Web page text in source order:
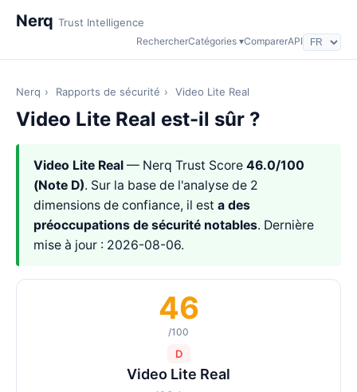
Nerq Trust Intelligence
RechercherCatégories ▾ComparerAPI
Nerq › Rapports de sécurité › Video Lite Real
Video Lite Real est-il sûr ?
Video Lite Real — Nerq Trust Score 46.0/100
(Note D). Sur la base de l'analyse de 2
dimensions de confiance, il est a des
préoccupations de sécurité notables. Dernière
mise à jour : 2026-08-06.
46
/100
D
Video Lite Real